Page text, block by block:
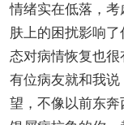
情绪实在低落，
肤上的困扰影响
态对病情恢复也很
有位病友就和我
望，不像以前东